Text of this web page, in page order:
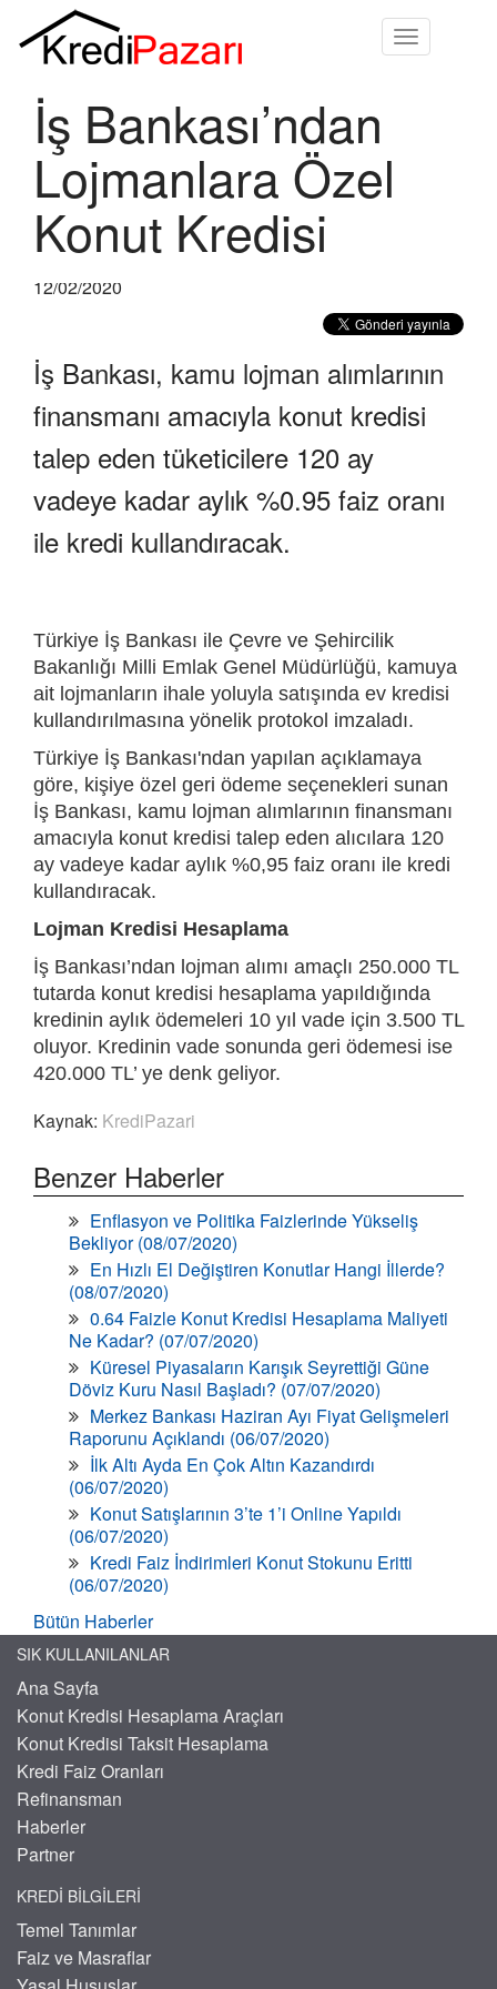
Toggle
İş Bankası’ndan
Lojmanlara Özel
Konut Kredisi
12/02/2020
İş Bankası, kamu lojman alımlarının
finansmanı amacıyla konut kredisi
talep eden tüketicilere 120 ay
vadeye kadar aylık %0.95 faiz oranı
ile kredi kullandıracak.
Türkiye İş Bankası ile Çevre ve Şehircilik
Bakanlığı Milli Emlak Genel Müdürlüğü, kamuya
ait lojmanların ihale yoluyla satışında ev kredisi
kullandırılmasına yönelik protokol imzaladı.
Türkiye İş Bankası'ndan yapılan açıklamaya
göre, kişiye özel geri ödeme seçenekleri sunan
İş Bankası, kamu lojman alımlarının finansmanı
amacıyla konut kredisi talep eden alıcılara 120
ay vadeye kadar aylık %0,95 faiz oranı ile kredi
kullandıracak.
Lojman Kredisi Hesaplama
İş Bankası’ndan lojman alımı amaçlı 250.000 TL
tutarda konut kredisi hesaplama yapıldığında
kredinin aylık ödemeleri 10 yıl vade için 3.500 TL
oluyor. Kredinin vade sonunda geri ödemesi ise
420.000 TL’ ye denk geliyor.
Kaynak: KrediPazari
Benzer Haberler
Enflasyon ve Politika Faizlerinde Yükseliş
Bekliyor (08/07/2020)
En Hızlı El Değiştiren Konutlar Hangi İllerde?
(08/07/2020)
0.64 Faizle Konut Kredisi Hesaplama Maliyeti
Ne Kadar? (07/07/2020)
Küresel Piyasaların Karışık Seyrettiği Güne
Döviz Kuru Nasıl Başladı? (07/07/2020)
Merkez Bankası Haziran Ayı Fiyat Gelişmeleri
Raporunu Açıklandı (06/07/2020)
İlk Altı Ayda En Çok Altın Kazandırdı
(06/07/2020)
Konut Satışlarının 3’te 1’i Online Yapıldı
(06/07/2020)
Kredi Faiz İndirimleri Konut Stokunu Eritti
(06/07/2020)
Bütün Haberler
SIK KULLANILANLAR
Ana Sayfa
Konut Kredisi Hesaplama Araçları
Konut Kredisi Taksit Hesaplama
Kredi Faiz Oranları
Refinansman
Haberler
Partner
KREDI BILGILERI
Temel Tanımlar
Faiz ve Masraflar